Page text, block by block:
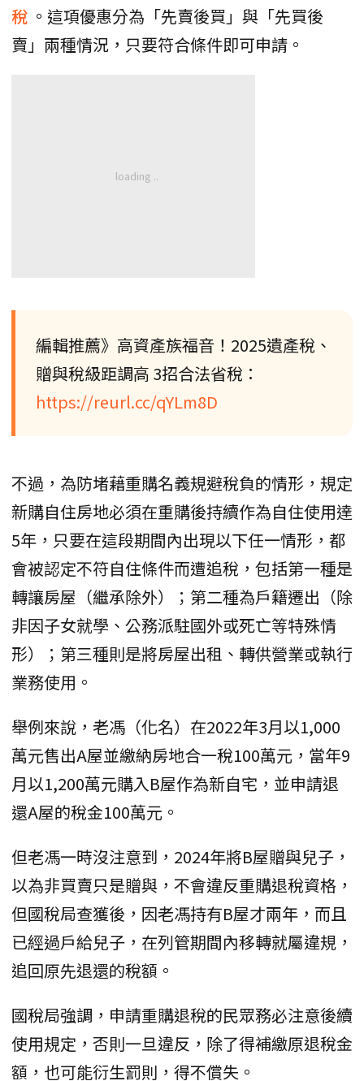
稅 。這項優惠分為「先賣後買」與「先買後
賣」兩種情況，只要符合條件即可申請。
編輯推薦》高資產族福音！2025遺產稅、
贈與稅級距調高 3招合法省稅：
https://reurl.cc/qYLm8D
不過，為防堵藉重購名義規避稅負的情形，規定
新購自住房地必須在重購後持續作為自住使用達
5年，只要在這段期間內出現以下任一情形，都
會被認定不符自住條件而遭追稅，包括第一種是
轉讓房屋（繼承除外）；第二種為戶籍遷出（除
非因子女就學、公務派駐國外或死亡等特殊情
形）；第三種則是將房屋出租、轉供營業或執行
業務使用。
舉例來說，老馮（化名）在2022年3月以1,000
萬元售出A屋並繳納房地合一稅100萬元，當年9
月以1,200萬元購入B屋作為新自宅，並申請退
還A屋的稅金100萬元。
但老馮一時沒注意到，2024年將B屋贈與兒子，
以為非買賣只是贈與，不會違反重購退稅資格，
但國稅局查獲後，因老馮持有B屋才兩年，而且
已經過戶給兒子，在列管期間內移轉就屬違規，
追回原先退還的稅額。
國稅局強調，申請重購退稅的民眾務必注意後續
使用規定，否則一旦違反，除了得補繳原退稅金
額，也可能衍生罰則，得不償失。